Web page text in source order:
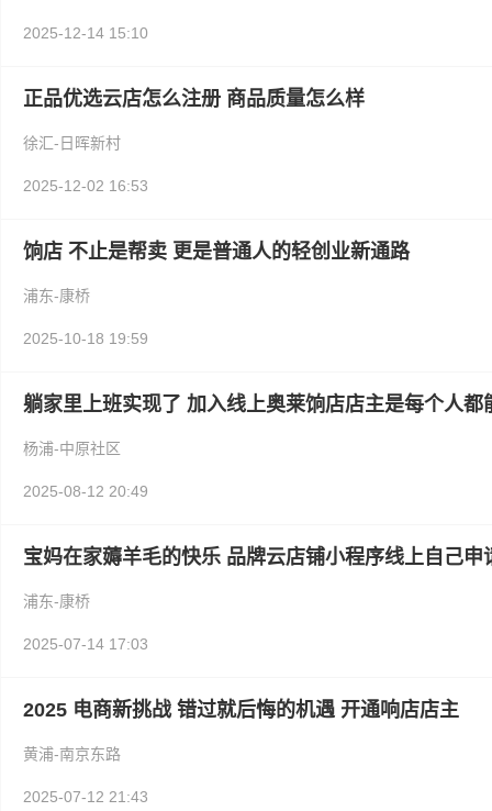
2025-12-14 15:10
正品优选云店怎么注册 商品质量怎么样
徐汇-日晖新村
2025-12-02 16:53
饷店 不止是帮卖 更是普通人的轻创业新通路
浦东-康桥
2025-10-18 19:59
躺家里上班实现了 加入线上奥莱饷店店主是每个人都
杨浦-中原社区
2025-08-12 20:49
宝妈在家薅羊毛的快乐 品牌云店铺小程序线上自己申
浦东-康桥
2025-07-14 17:03
2025 电商新挑战 错过就后悔的机遇 开通响店店主
黄浦-南京东路
2025-07-12 21:43